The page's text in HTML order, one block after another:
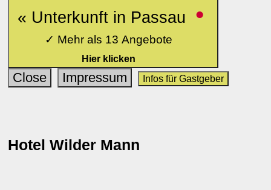
« Unterkunft in Passau •
✓ Mehr als 13 Angebote
Hier klicken
Close Impressum Infos für Gastgeber
Hotel Wilder Mann